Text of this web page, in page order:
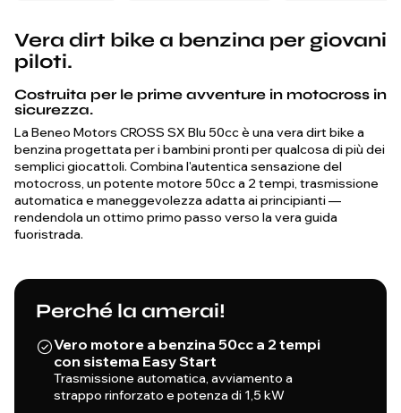
Vera dirt bike a benzina per giovani
piloti.
Costruita per le prime avventure in motocross in
sicurezza.
La Beneo Motors CROSS SX Blu 50cc è una vera dirt bike a
benzina progettata per i bambini pronti per qualcosa di più dei
semplici giocattoli. Combina l'autentica sensazione del
motocross, un potente motore 50cc a 2 tempi, trasmissione
automatica e maneggevolezza adatta ai principianti —
rendendola un ottimo primo passo verso la vera guida
fuoristrada.
Perché la amerai!
Vero motore a benzina 50cc a 2 tempi
con sistema Easy Start
Trasmissione automatica, avviamento a
strappo rinforzato e potenza di 1,5 kW